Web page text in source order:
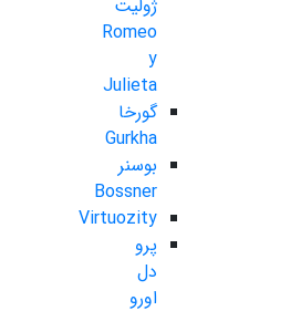
ژولیت
Romeo
y
Julieta
گورخا
Gurkha
بوسنر
Bossner
Virtuozity
پرو
دل
اورو